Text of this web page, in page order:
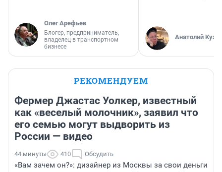
Олег Арефьев
Блогер, предприниматель,
владелец в транспортном
бизнесе
Анатолий
РЕКОМЕНДУЕМ
Фермер Джастас Уолкер, известный
как «веселый молочник», заявил что
его семью могут выдворить из
России — видео
44 минуты 410 Обсудить
«Вам зачем он?»: дизайнер из Москвы за свои деньги